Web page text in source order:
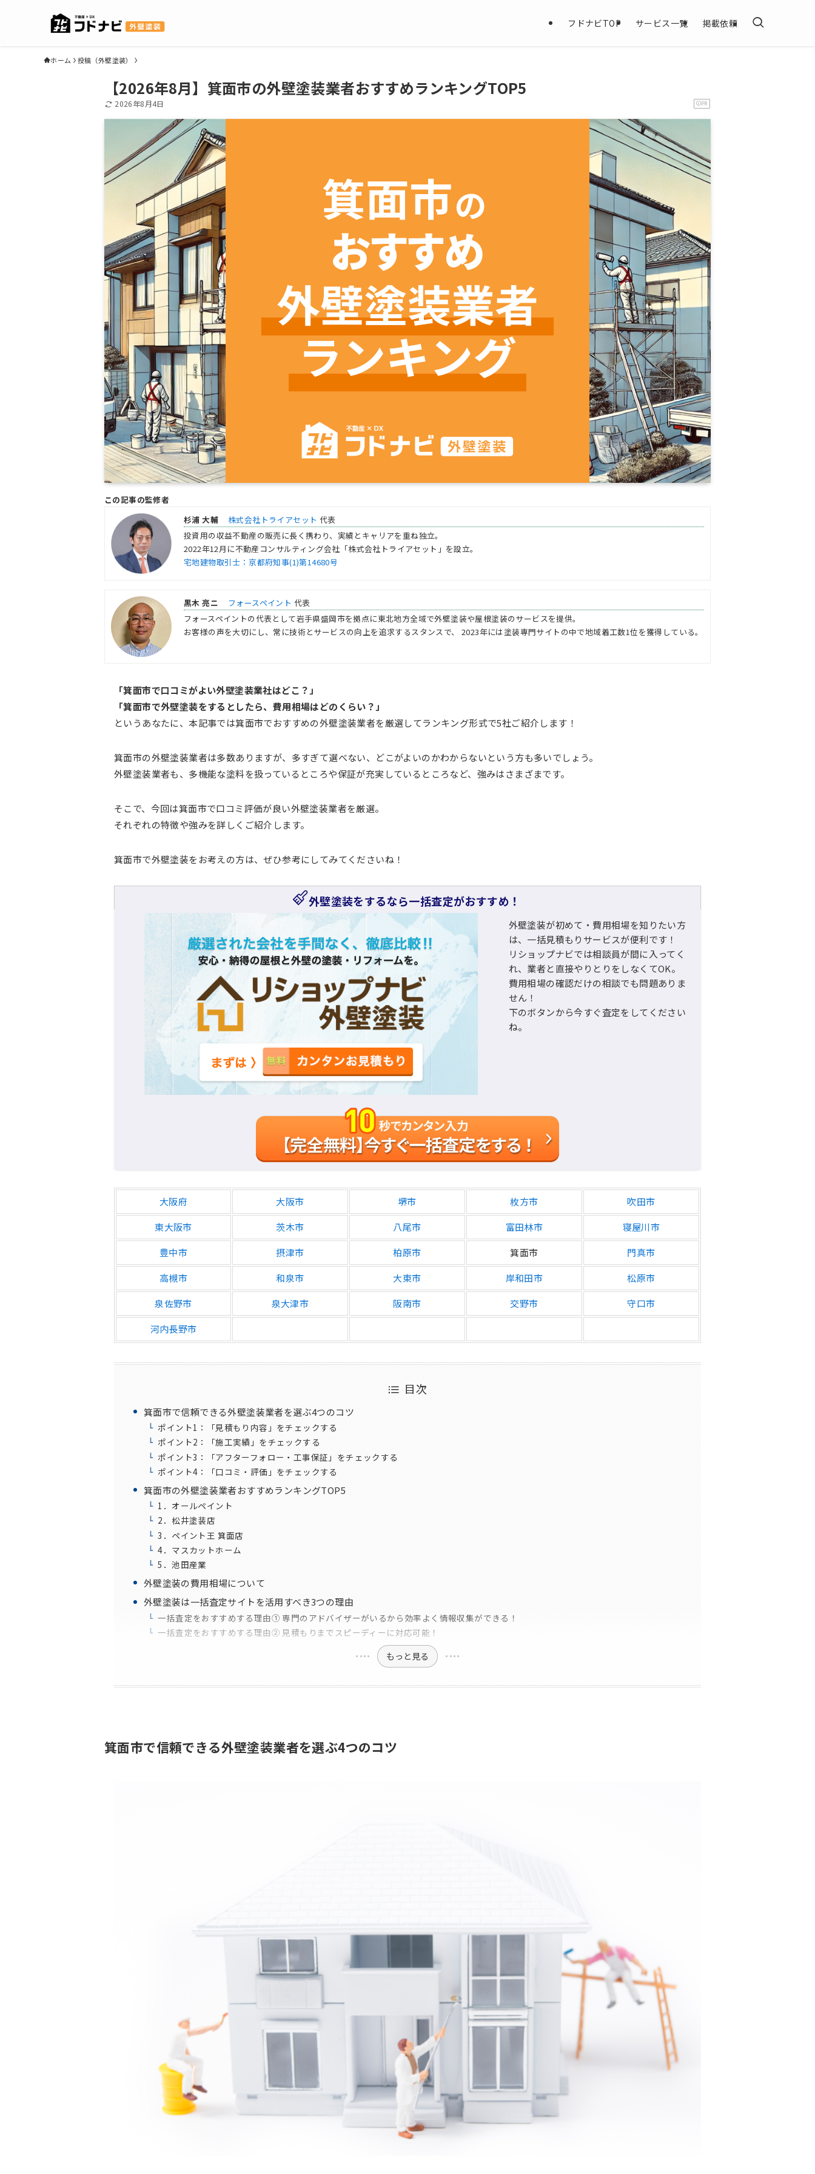
フドナビTOP サービス一覧 掲載依頼
ホーム 投稿（外壁塗装）
【2026年8月】箕面市の外壁塗装業者おすすめランキングTOP5
PR
2026年8月4日
この記事の監修者
杉浦 大輔
株式会社トライアセット 代表
投資用の収益不動産の販売に長く携わり、実績とキャリアを重ね独立。
2022年12月に不動産コンサルティング会社「株式会社トライアセット」を設立。
宅地建物取引士：京都府知事(1)第14680号
黒木 亮ニ フォースペイント 代表
フォースペイントの代表として岩手県盛岡市を拠点に東北地方全域で外壁塗装や屋根塗装のサービスを提供。
お客様の声を大切にし、常に技術とサービスの向上を追求するスタンスで、 2023年には塗装専門サイトの中で地域着工数1位を獲得している。
「箕面市で口コミがよい外壁塗装業社はどこ？」
「箕面市で外壁塗装をするとしたら、費用相場はどのくらい？」
というあなたに、本記事では箕面市でおすすめの外壁塗装業者を厳選してランキング形式で5社ご紹介します！
箕面市の外壁塗装業者は多数ありますが、多すぎて選べない、どこがよいのかわからないという方も多いでしょう。
外壁塗装業者も、多機能な塗料を扱っているところや保証が充実しているところなど、強みはさまざまです。
そこで、今回は箕面市で口コミ評価が良い外壁塗装業者を厳選。
それぞれの特徴や強みを詳しくご紹介します。
箕面市で外壁塗装をお考えの方は、ぜひ参考にしてみてくださいね！
外壁塗装をするなら一括査定がおすすめ！
外壁塗装が初めて・費用相場を知りたい方
は、一括見積もりサービスが便利です！
リショップナビでは相談員が間に入ってく
れ、業者と直接やりとりをしなくてOK。
費用相場の確認だけの相談でも問題ありま
せん！
下のボタンから今すぐ査定をしてください
ね。
大阪府 大阪市 堺市 枚方市
吹田市
東大阪市
茨木市 八尾市 富田林市
寝屋川市
豊中市
摂津市 柏原市 箕面市
門真市
高槻市
和泉市 大東市 岸和田市 松原市
泉佐野市
泉大津市 阪南市 交野市
守口市
河内長野市
目次
箕面市で信頼できる外壁塗装業者を選ぶ4つのコツ
ポイント1：「見積もり内容」をチェックする
ポイント2：「施工実績」をチェックする
ポイント3：「アフターフォロー・工事保証」をチェックする
ポイント4：「口コミ・評価」をチェックする
箕面市の外壁塗装業者おすすめランキングTOP5
1．オールペイント
2．松井塗装店
3．ペイント王 箕面店
4．マスカットホーム
5．池田産業
外壁塗装の費用相場について
外壁塗装は一括査定サイトを活用すべき3つの理由
一括査定をおすすめする理由① 専門のアドバイザーがいるから効率よく情報収集ができる！
一括査定をおすすめする理由② 見積もりまでスピーディーに対応可能！
もっと見る
箕面市で信頼できる外壁塗装業者を選ぶ4つのコツ